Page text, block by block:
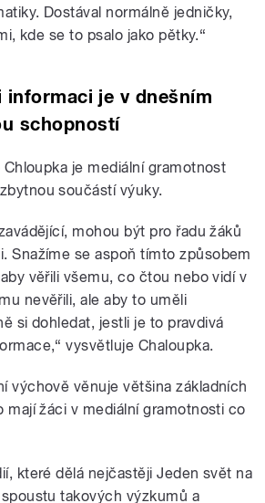
Dostával normálně jedničky,
kde se to psalo jako pětky.“
informaci je v dnešním
schopností
je mediální gramotnost
součástí výuky.
mohou být pro řadu žáků
Snažíme se aspoň tímto způsobem
věřili všemu, co čtou nebo vidí v
nevěřili, ale aby to uměli
si dohledat, jestli je to pravdivá
vysvětluje Chaloupka.
výchově věnuje většina základních
mají žáci v mediální gramotnosti co
které dělá nejčastěji Jeden svět na
takových výzkumů a